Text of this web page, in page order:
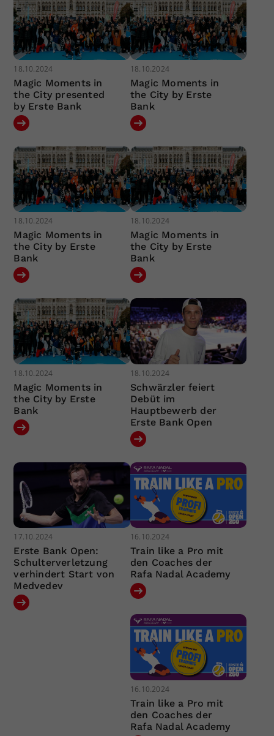
18.10.2024
Magic Moments in
the City presented
by Erste Bank
18.10.2024
Magic Moments in
the City by Erste
Bank
18.10.2024
Magic Moments in
the City by Erste
Bank
18.10.2024
Magic Moments in
the City by Erste
Bank
18.10.2024
Magic Moments in
the City by Erste
Bank
18.10.2024
Schwärzler feiert
Debüt im
Hauptbewerb der
Erste Bank Open
17.10.2024
Erste Bank Open:
Schulterverletzung
verhindert Start von
Medvedev
16.10.2024
Train like a Pro mit
den Coaches der
Rafa Nadal Academy
16.10.2024
Train like a Pro mit
den Coaches der
Rafa Nadal Academy